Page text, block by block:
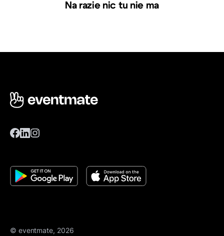
Na razie nic tu nie ma
© eventmate, 2026